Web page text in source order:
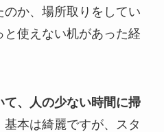
か、場所取りをしてい
使えない机があった経
て、人の少ない時間に掃
本は綺麗ですが、スタ